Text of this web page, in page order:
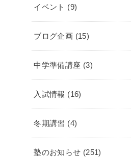
イベント (9)
ブログ企画 (15)
中学準備講座 (3)
入試情報 (16)
冬期講習 (4)
塾のお知らせ (251)